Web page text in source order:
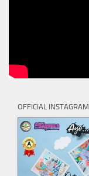
OFFICIAL INSTAGRAM